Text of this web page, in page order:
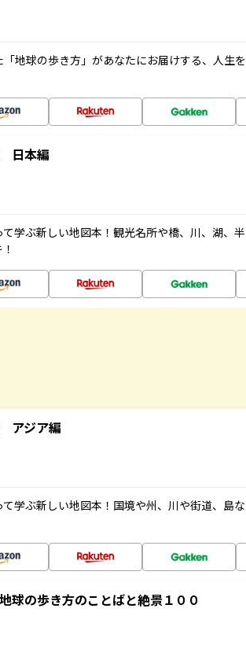
地球の歩き方」があなたにお届けする、人生
日本編
学ぶ新しい地図本！観光名所や橋、川、湖、
アジア編
学ぶ新しい地図本！国境や州、川や街道、島
球の歩き方のことばと絶景１００